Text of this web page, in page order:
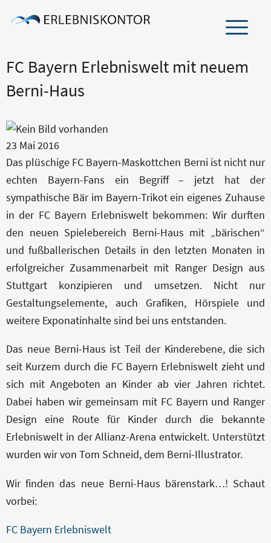
ÜBER UNS
LEISTUNGEN
BRANCHEN
PROJEKTERFAHRUNG
KONTAKT
FC Bayern Erlebniswelt mit neuem
Berni-Haus
23 Mai2016
Das plüschige FC Bayern-Maskottchen Berni ist nicht nur
echten Bayern-Fans ein Begriff – jetzt hat der
sympathische Bär im Bayern-Trikot ein eigenes Zuhause
in der FC Bayern Erlebniswelt bekommen: Wir durften
den neuen Spielebereich Berni-Haus mit „bärischen“
und fußballerischen Details in den letzten Monaten in
erfolgreicher Zusammenarbeit mit Ranger Design aus
Stuttgart konzipieren und umsetzen. Nicht nur
Gestaltungselemente, auch Grafiken, Hörspiele und
weitere Exponatinhalte sind bei uns entstanden.
Das neue Berni-Haus ist Teil der Kinderebene, die sich
seit Kurzem durch die FC Bayern Erlebniswelt zieht und
sich mit Angeboten an Kinder ab vier Jahren richtet.
Dabei haben wir gemeinsam mit FC Bayern und Ranger
Design eine Route für Kinder durch die bekannte
Erlebniswelt in der Allianz-Arena entwickelt. Unterstützt
wurden wir von Tom Schneid, dem Berni-Illustrator.
Wir finden das neue Berni-Haus bärenstark…! Schaut
vorbei:
FC Bayern Erlebniswelt